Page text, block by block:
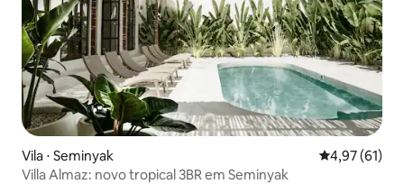
Vila ⋅ Seminyak 4,97 de uma
4,97 (61)
Villa Almaz: novo tropical 3BR em Seminyak